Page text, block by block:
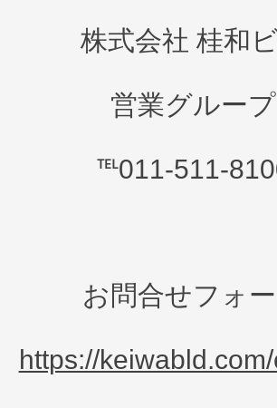
株式会社 桂和
営業グループ
℡011-511-
お問合せフォ
https://